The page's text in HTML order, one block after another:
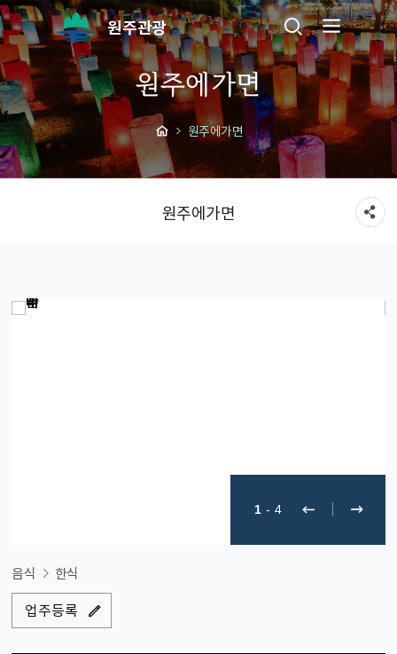
원주관광
원주에가면
원주에가면
원주에가면
1 - 4
음식 한식
업주등록